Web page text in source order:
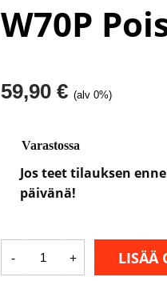
W70P
59,90€ (alv 0%)
Varastossa
Jos teet tilauksen
päivänä!
-
W70P
Poistoluukku
määrä
+ LISÄÄ